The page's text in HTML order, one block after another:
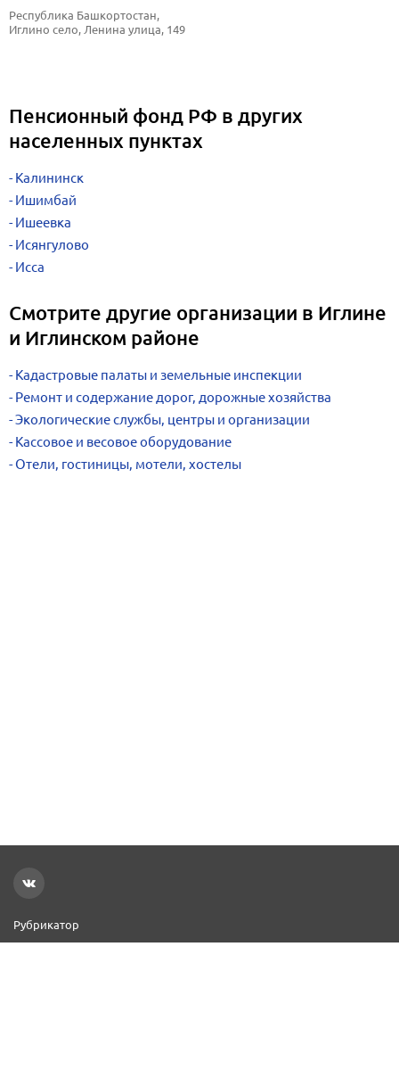
Республика Башкортостан,
Иглино село, Ленина улица, 149
Пенсионный фонд РФ в других
населенных пунктах
Калининск
Ишимбай
Ишеевка
Исянгулово
Исса
Смотрите другие организации в Иглине
и Иглинском районе
Кадастровые палаты и земельные инспекции
Ремонт и содержание дорог, дорожные хозяйства
Экологические службы, центры и организации
Кассовое и весовое оборудование
Отели, гостиницы, мотели, хостелы
Рубрикатор